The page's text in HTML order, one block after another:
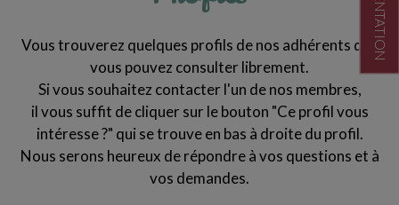
Vous trouverez quelques profils de nos adhérents que
vous pouvez consulter librement.
Si vous souhaitez contacter l'un de nos membres,
il vous suffit de cliquer sur le bouton "Ce profil vous
intéresse ?" qui se trouve en bas à droite du profil.
Nous serons heureux de répondre à vos questions et à
vos demandes.